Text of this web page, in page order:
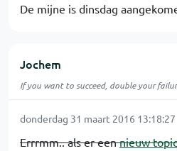
De mijne is dinsdag
Jochem
If you want to succeed, double your
donderdag 31 maart 2016 13:18:27
Errrmm.. als er eennieuw topic